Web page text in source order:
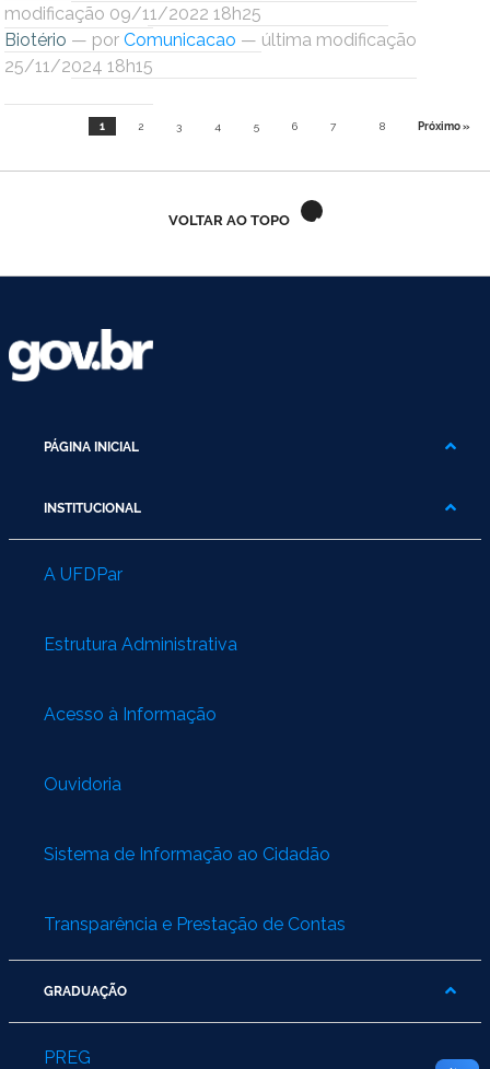
Banco Central do Brasil
modificação 09/11/2022 18h25
Biotério — por Comunicacao — última modificação
25/11/2024 18h15
1 2 3 4 5 6 7 8 Próximo »
VOLTAR AO TOPO
PÁGINA INICIAL
INSTITUCIONAL
A UFDPar
Estrutura Administrativa
Acesso à Informação
Ouvidoria
Sistema de Informação ao Cidadão
Transparência e Prestação de Contas
GRADUAÇÃO
PREG